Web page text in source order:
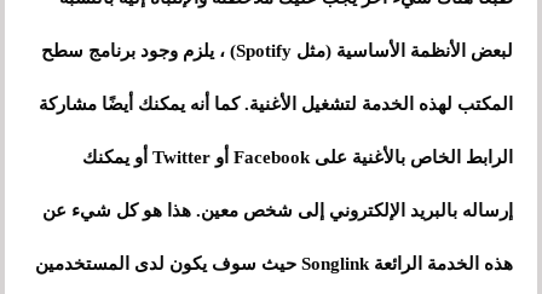
لبعض الأنظمة الأساسية (مثل Spotify) ، يلزم وجود برنامج سطح
المكتب لهذه الخدمة لتشغيل الأغنية. كما أنه يمكنك أيضًا مشاركة
الرابط الخاص بالأغنية على Facebook أو Twitter أو يمكنك
إرساله بالبريد الإلكتروني إلى شخص معين. هذا هو كل شيء عن
هذه الخدمة الرائعة Songlink حيث سوف يكون لدى المستخدمين